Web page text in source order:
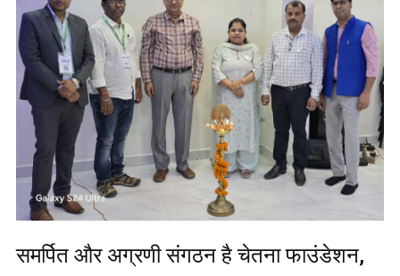
समर्पित और अग्रणी संगठन है चेतना फाउंडेशन,